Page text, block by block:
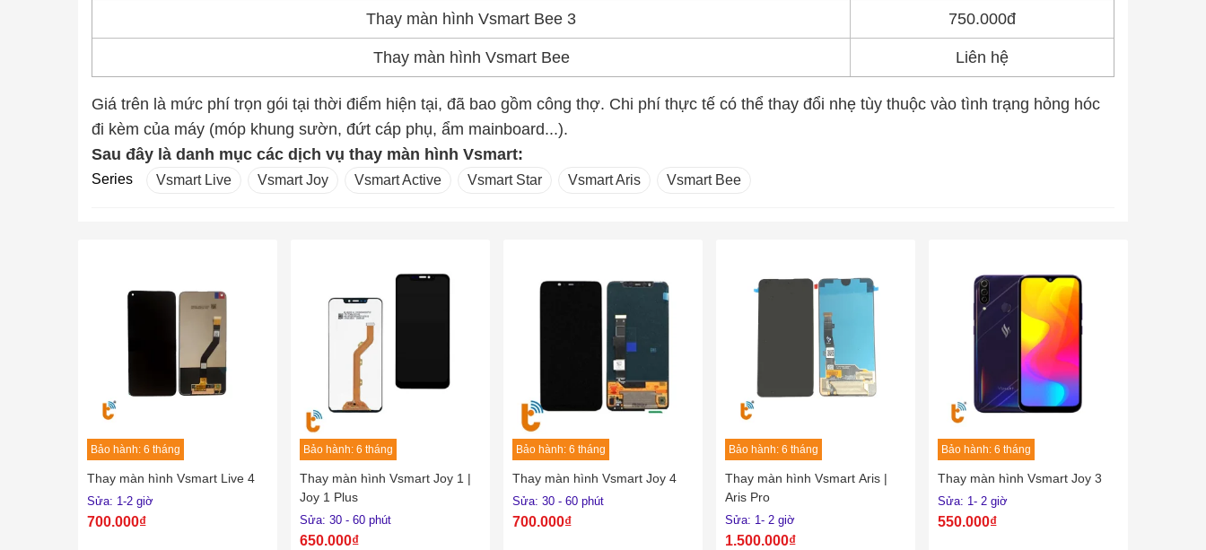
Thay màn hình Vsmart Bee 3 750.000đ
Thay màn hình Vsmart Bee Liên hệ
Giá trên là mức phí trọn gói tại thời điểm hiện tại, đã bao gồm công thợ. Chi phí thực tế có thể thay đổi nhẹ tùy thuộc vào tình trạng hỏng hóc
đi kèm của máy (móp khung sườn, đứt cáp phụ, ẩm mainboard...).
Sau đây là danh mục các dịch vụ thay màn hình Vsmart:
Series Vsmart Live Vsmart Joy Vsmart Active Vsmart Star Vsmart Aris Vsmart Bee
Bảo hành: 6 tháng
Thay màn hình Vsmart Live 4
Sửa: 1-2 giờ
700.000₫
Bảo hành: 6 tháng
Thay màn hình Vsmart Joy 1 |
Joy 1 Plus
Sửa: 30 - 60 phút
650.000₫
Bảo hành: 6 tháng
Thay màn hình Vsmart Joy 4
Sửa: 30 - 60 phút
700.000₫
Bảo hành: 6 tháng
Thay màn hình Vsmart Aris |
Aris Pro
Sửa: 1- 2 giờ
1.500.000₫
Bảo hành: 6 tháng
Thay màn hình Vsmart Joy 3
Sửa: 1- 2 giờ
550.000₫